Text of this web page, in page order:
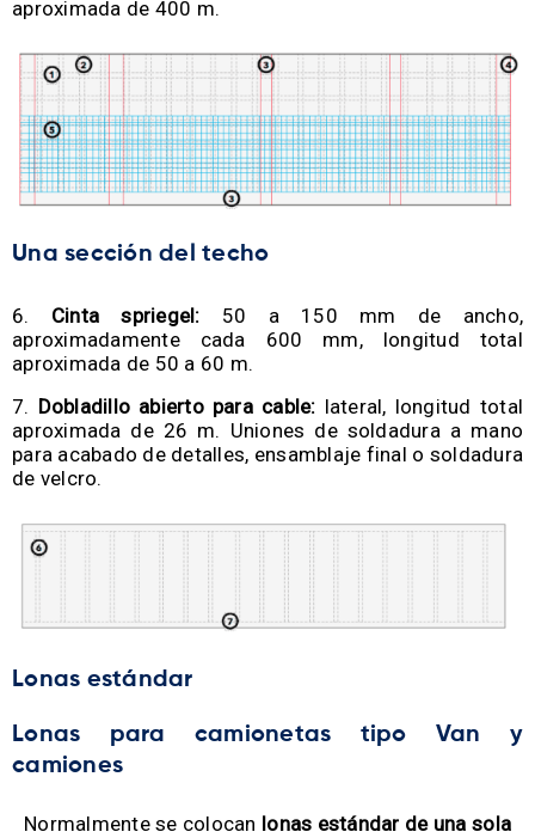
aproximada de 400 m.
Una sección del techo
Cinta spriegel: 50 a 150 mm de ancho,
aproximadamente cada 600 mm, longitud total
aproximada de 50 a 60 m.
Dobladillo abierto para cable: lateral, longitud total
aproximada de 26 m. Uniones de soldadura a mano
para acabado de detalles, ensamblaje final o soldadura
de velcro.
Lonas estándar
Lonas para camionetas tipo Van y
camiones
Normalmente se colocan lonas estándar de una sola